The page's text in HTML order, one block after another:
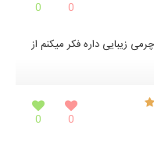
0
0
زیبایی داره فکر میکنم از
0
0